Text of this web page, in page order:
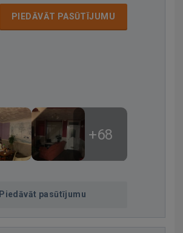
PIEDĀVĀT PASŪTĪJUMU
+68
Piedāvāt pasūtījumu